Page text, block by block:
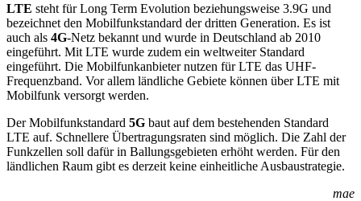
LTE steht für Long Term Evolution beziehungsweise 3.9G und
bezeichnet den Mobilfunkstandard der dritten Generation. Es ist
auch als 4G-Netz bekannt und wurde in Deutschland ab 2010
eingeführt. Mit LTE wurde zudem ein weltweiter Standard
eingeführt. Die Mobilfunkanbieter nutzen für LTE das UHF-
Frequenzband. Vor allem ländliche Gebiete können über LTE mit
Mobilfunk versorgt werden.
Der Mobilfunkstandard 5G baut auf dem bestehenden Standard
LTE auf. Schnellere Übertragungsraten sind möglich. Die Zahl der
Funkzellen soll dafür in Ballungsgebieten erhöht werden. Für den
ländlichen Raum gibt es derzeit keine einheitliche Ausbaustrategie.
mae